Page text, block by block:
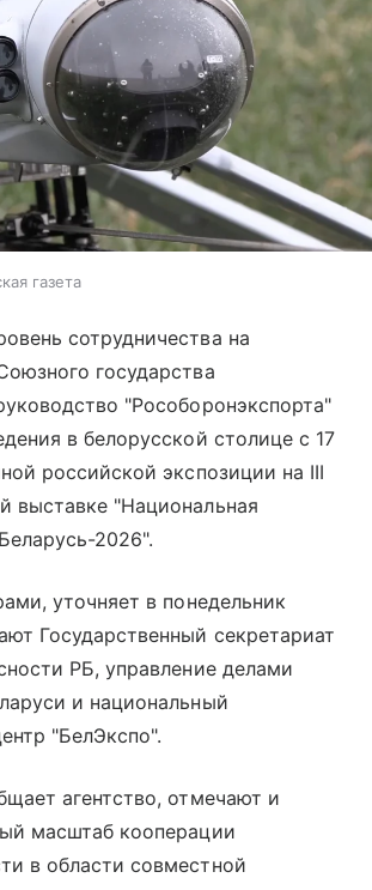
газета
сотрудничества на
государства
"Рособоронэкспорта"
в белорусской столице с 17
российской экспозиции на III
выставке "Национальная
2026".
уточняет в понедельник
Государственный секретариат
РБ, управление делами
и национальный
"БелЭкспо".
агентство, отмечают и
масштаб кооперации
в области совместной